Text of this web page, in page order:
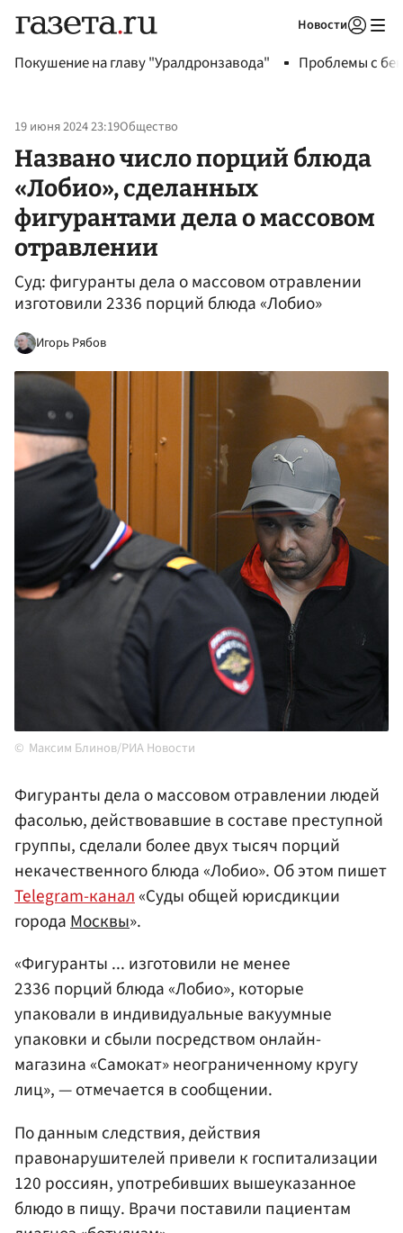
Новости
Покушение на главу "Уралдронзавода" Проблемы с
19 июня 2024 23:19Общество
Названо число порций блюда
«Лобио», сделанных
фигурантами дела о массовом
отравлении
Суд: фигуранты дела о массовом отравлении
изготовили 2336 порций блюда «Лобио»
Игорь Рябов
Максим Блинов/РИА Новости
Фигуранты дела о массовом отравлении людей
фасолью, действовавшие в составе преступной
группы, сделали более двух тысяч порций
некачественного блюда «Лобио». Об этом пишет
Telegram-канал«Суды общей юрисдикции
городаМосквы».
«Фигуранты ... изготовили не менее
2336 порций блюда «Лобио», которые
упаковали в индивидуальные вакуумные
упаковки и сбыли посредством онлайн-
магазина «Самокат» неограниченному кругу
лиц», — отмечается в сообщении.
По данным следствия, действия
правонарушителей привели к госпитализации
120 россиян, употребивших вышеуказанное
блюдо в пищу. Врачи поставили пациентам